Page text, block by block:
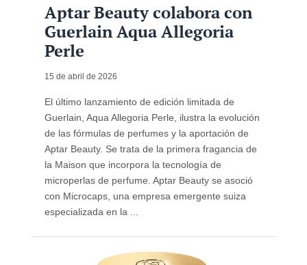
Aptar Beauty colabora con
Guerlain Aqua Allegoria
Perle
15 de abril de 2026
El último lanzamiento de edición limitada de
Guerlain, Aqua Allegoria Perle, ilustra la evolución
de las fórmulas de perfumes y la aportación de
Aptar Beauty. Se trata de la primera fragancia de
la Maison que incorpora la tecnología de
microperlas de perfume. Aptar Beauty se asoció
con Microcaps, una empresa emergente suiza
especializada en la ...